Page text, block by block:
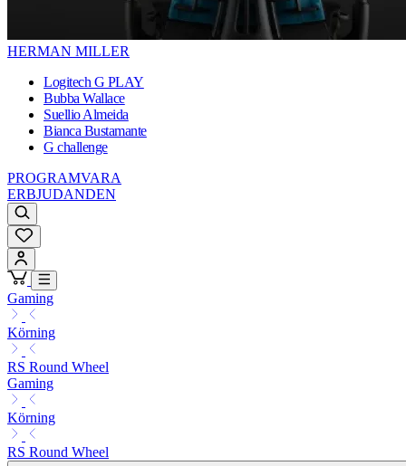
HERMAN MILLER
Logitech G PLAY
Bubba Wallace
Suellio Almeida
Bianca Bustamante
G challenge
PROGRAMVARA
ERBJUDANDEN
Gaming
Körning
RS Round Wheel
Gaming
Körning
RS Round Wheel